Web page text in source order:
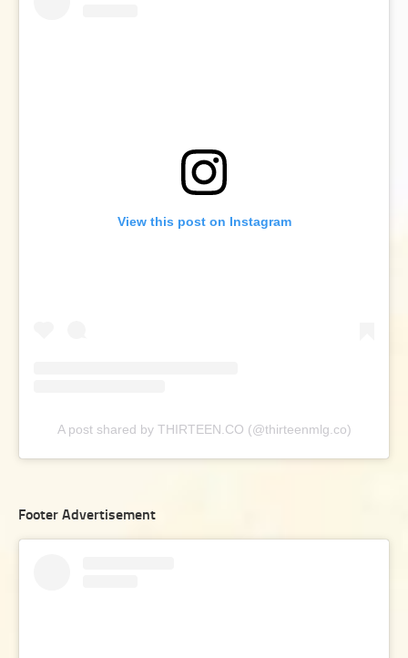
View this post on Instagram
A post shared by THIRTEEN.CO (@thirteenmlg.co)
Footer Advertisement